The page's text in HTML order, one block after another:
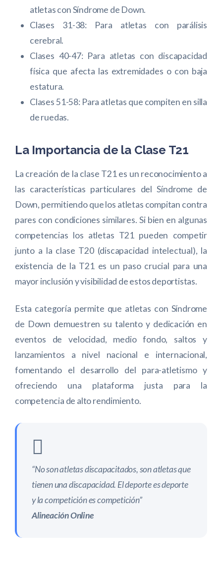
atletas con Síndrome de Down.
Clases 31-38: Para atletas con parálisis
cerebral.
Clases 40-47: Para atletas con discapacidad
física que afecta las extremidades o con baja
estatura.
Clases 51-58: Para atletas que compiten en silla
de ruedas.
La Importancia de la Clase T21
La creación de la clase T21 es un reconocimiento a
las características particulares del Síndrome de
Down, permitiendo que los atletas compitan contra
pares con condiciones similares. Si bien en algunas
competencias los atletas T21 pueden competir
junto a la clase T20 (discapacidad intelectual), la
existencia de la T21 es un paso crucial para una
mayor inclusión y visibilidad de estos deportistas.
Esta categoría permite que atletas con Síndrome
de Down demuestren su talento y dedicación en
eventos de velocidad, medio fondo, saltos y
lanzamientos a nivel nacional e internacional,
fomentando el desarrollo del para-atletismo y
ofreciendo una plataforma justa para la
competencia de alto rendimiento.
“No son atletas discapacitados, son atletas que
tienen una discapacidad. El deporte es deporte
y la competición es competición”
Alineación Online